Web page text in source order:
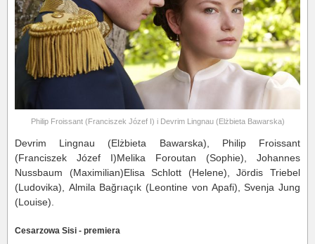
Philip Froissant (Franciszek Józef I) i Devrim Lingnau (Elżbieta Bawarska)
Devrim Lingnau (Elżbieta Bawarska), Philip Froissant
(Franciszek Józef I)Melika Foroutan (Sophie), Johannes
Nussbaum (Maximilian)Elisa Schlott (Helene), Jördis Triebel
(Ludovika), Almila Bağrıaçık (Leontine von Apafi), Svenja Jung
(Louise).
Cesarzowa Sisi - premiera